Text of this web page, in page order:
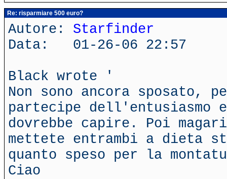
Re: risparmiare 500 euro?
Autore: Starfinder
Data: 01-26-06 22:57
Black wrote '
Non sono ancora sposato,
partecipe dell'entusiasmo
dovrebbe capire. Poi
mettete entrambi a dieta
quanto speso per la
Ciao